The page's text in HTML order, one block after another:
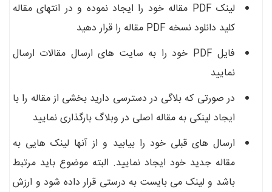
لینک PDF مقاله خود را ایجاد نموده و در انتهای مقاله
کلید دانلود نسخه PDF مقاله را قرار دهید
فایل PDF خود را به سایت های ارسال مقالات ارسال
نمایید
در صورتی که بلاگی در دسترسی دارید بخشی از مقاله را با
ایجاد لینکی به مقاله اصلی در وبلاگ بارگذاری نمایید
ارسال های قبلی خود را بیابید و از آنها لینک هایی به
مقاله جدید خود ایجاد نمایید. البته موضوع باید مرتبط
باشد و لینک می بایست به درستی قرار داده شود و ارزش